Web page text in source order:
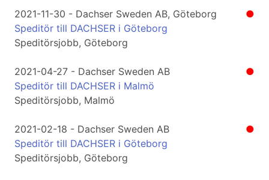
●
2021-11-30 - Dachser Sweden AB, Göteborg
Speditör till DACHSER i Göteborg
Speditörsjobb, Göteborg
●
2021-04-27 - Dachser Sweden AB
Speditör till DACHSER i Malmö
Speditörsjobb, Malmö
●
2021-02-18 - Dachser Sweden AB
Speditör till DACHSER i Göteborg
Speditörsjobb, Göteborg